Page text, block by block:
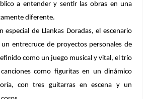
a entender y sentir las obras en una
diferente.
especial de Llankas Doradas, el escenario
entrecruce de proyectos personales de
como un juego musical y vital, el trío
como figuritas en un dinámico
con tres guitarras en escena y un